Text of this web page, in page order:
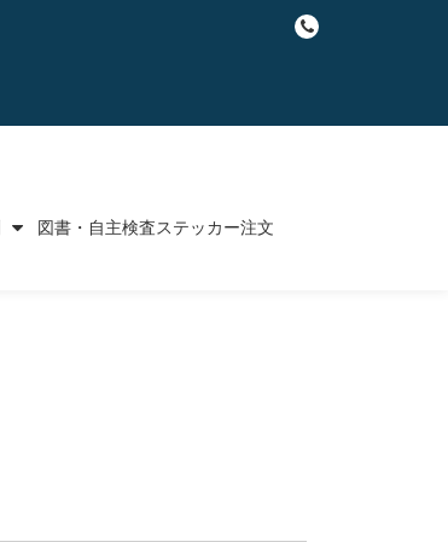
fa-
図書・自主検査ステッカー注文